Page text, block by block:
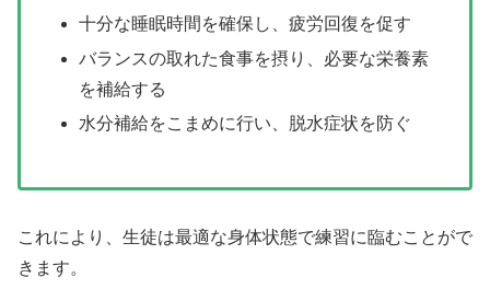
十分な睡眠時間を確保し、疲労回復を促す
バランスの取れた食事を摂り、必要な栄養素
を補給する
水分補給をこまめに行い、脱水症状を防ぐ
これにより、生徒は最適な身体状態で練習に臨むことがで
きます。